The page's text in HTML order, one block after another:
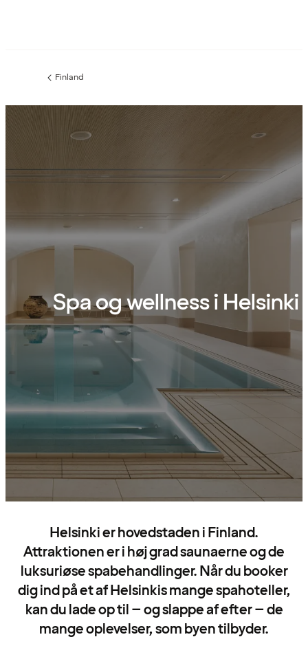
Forrige
:
Finland
Spa og wellness i Helsinki
Helsinki er hovedstaden i Finland.
Attraktionen er i høj grad saunaerne og de
luksuriøse spabehandlinger. Når du booker
dig ind på et af Helsinkis mange spahoteller,
kan du lade op til – og slappe af efter – de
mange oplevelser, som byen tilbyder.